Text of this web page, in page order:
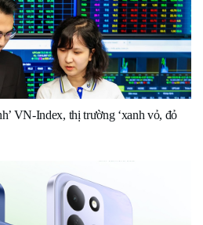
VN-Index, thị trường ‘xanh vỏ, đỏ